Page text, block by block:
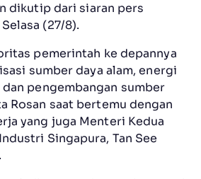
dikutip dari siaran pers
(27/8).
pemerintah ke depannya
sumber daya alam, energi
pengembangan sumber
Rosan saat bertemu dengan
yang juga Menteri Kedua
Singapura, Tan See